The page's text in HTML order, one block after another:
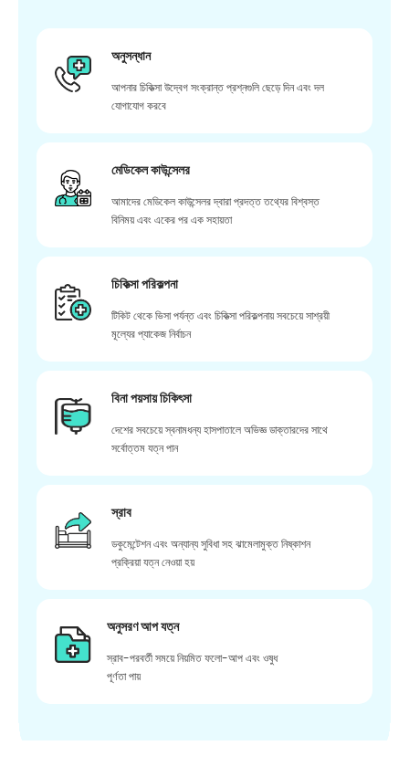
অনুসন্ধান
আপনার চিকিত্সা উদ্বেগ সংক্রান্ত প্রশ্নগুলি ছেড়ে দিন এবং দল
যোগাযোগ করবে
মেডিকেল কাউন্সেলর
আমাদের মেডিকেল কাউন্সেলর দ্বারা প্রদত্ত তথ্যের বিশ্বস্ত
বিনিময় এবং একের পর এক সহায়তা
চিকিত্সা পরিকল্পনা
টিকিট থেকে ভিসা পর্যন্ত এবং চিকিত্সা পরিকল্পনায় সবচেয়ে সাশ্রয়ী
মূল্যের প্যাকেজ নির্বাচন
বিনা পয়সায় চিকিৎসা
দেশের সবচেয়ে স্বনামধন্য হাসপাতালে অভিজ্ঞ ডাক্তারদের সাথে
সর্বোত্তম যত্ন পান
স্রাব
ডকুমেন্টেশন এবং অন্যান্য সুবিধা সহ ঝামেলামুক্ত নিষ্কাশন
প্রক্রিয়া যত্ন নেওয়া হয়
অনুসরণ আপ যত্ন
স্রাব-পরবর্তী সময়ে নিয়মিত ফলো-আপ এবং ওষুধ
পূর্ণতা পায়